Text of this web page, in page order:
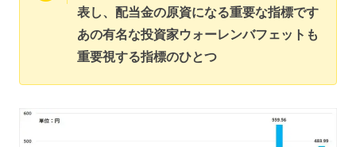
表し、配当金の原資になる重要な指標です
あの有名な投資家ウォーレンバフェットも
重要視する指標のひとつ